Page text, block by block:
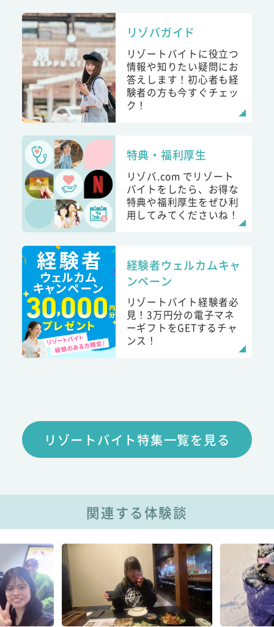
リゾバガイド
リゾートバイトに役立つ
情報や知りたい疑問にお
答えします！初心者も経
験者の方も今すぐチェッ
ク！
特典・福利厚生
リゾバ.com でリゾート
バイトをしたら、お得な
特典や福利厚生をぜひ利
用してみてくださいね！
経験者ウェルカムキャ
ンペーン
リゾートバイト経験者必
見！3万円分の電子マネ
ーギフトをGETするチャ
ンス！
リゾートバイト特集一覧を見る
関連する体験談